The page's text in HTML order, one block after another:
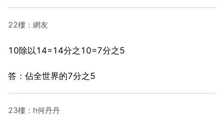
22樓：網友
10除以14=14分之10=7分之5
答：佔全世界的7分之5
23樓：h何丹丹